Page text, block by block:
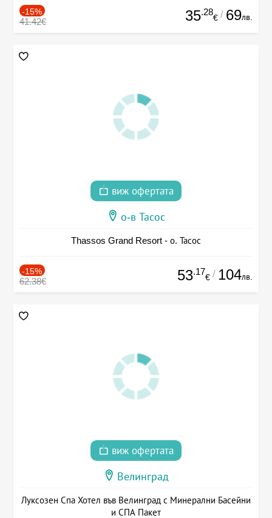
-15%
41.42€ 35.28
€ / 69лв.
виж офертата
о-в Тасос
Thassos Grand Resort - о. Тасос
-15%
62.38€ 53.17
€ / 104лв.
виж офертата
Велинград
Луксозен Спа Хотел във Велинград с Минерални Басейни
и СПА Пакет